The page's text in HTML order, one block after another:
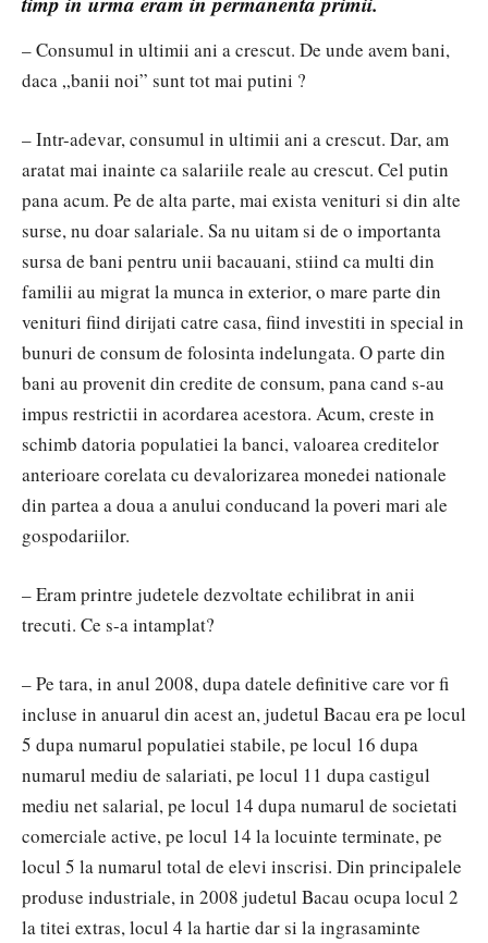
– Consumul in ultimii ani a crescut. De unde avem bani,
daca „banii noi” sunt tot mai putini ?
– Intr-adevar, consumul in ultimii ani a crescut. Dar, am
aratat mai inainte ca salariile reale au crescut. Cel putin
pana acum. Pe de alta parte, mai exista venituri si din alte
surse, nu doar salariale. Sa nu uitam si de o importanta
sursa de bani pentru unii bacauani, stiind ca multi din
familii au migrat la munca in exterior, o mare parte din
venituri fiind dirijati catre casa, fiind investiti in special in
bunuri de consum de folosinta indelungata. O parte din
bani au provenit din credite de consum, pana cand s-au
impus restrictii in acordarea acestora. Acum, creste in
schimb datoria populatiei la banci, valoarea creditelor
anterioare corelata cu devalorizarea monedei nationale
din partea a doua a anului conducand la poveri mari ale
gospodariilor.
– Eram printre judetele dezvoltate echilibrat in anii
trecuti. Ce s-a intamplat?
– Pe tara, in anul 2008, dupa datele definitive care vor fi
incluse in anuarul din acest an, judetul Bacau era pe locul
5 dupa numarul populatiei stabile, pe locul 16 dupa
numarul mediu de salariati, pe locul 11 dupa castigul
mediu net salarial, pe locul 14 dupa numarul de societati
comerciale active, pe locul 14 la locuinte terminate, pe
locul 5 la numarul total de elevi inscrisi. Din principalele
produse industriale, in 2008 judetul Bacau ocupa locul 2
la titei extras, locul 4 la hartie dar si la ingrasaminte